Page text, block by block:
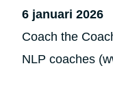
6 januari 2026
Coach the
NLP coaches